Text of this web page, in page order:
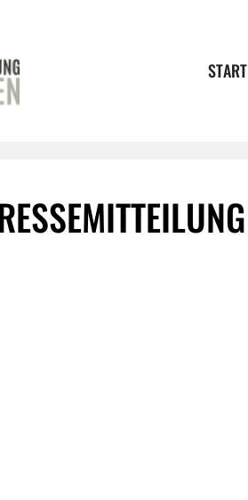
START